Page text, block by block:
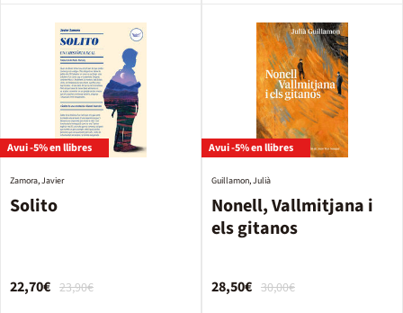
Avui -5% en llibres
Solito
Zamora, Javier
23,90€
22,70€
Avui -5% en llibres
Nonell, Vallmitjana i
els gitanos
Guillamon, Julià
30,00€
28,50€